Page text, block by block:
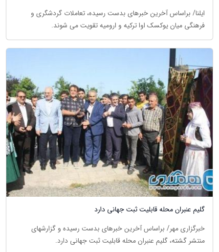
ایلنا/ براساس آخرین خبرهای بدست رسیده، تعاملات گردشگری و
فرهنگی میان یوکسک اوا ترکیه و ارومیه تقویت می شوند.
گلیم عنبران محله قابلیت ثبت جهانی دارد
خبرگزاری مهر/ براساس آخرین خبرهای بدست رسیده و گزارشهای
منتشر گشته، گلیم عنبران محله قابلیت ثبت جهانی دارد.